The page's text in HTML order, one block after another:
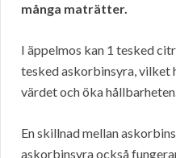
många maträtter.
I äppelmos kan 1 tesked
tesked askorbinsyra, vilket
värdet och öka
En skillnad mellan
askorbinsyra också